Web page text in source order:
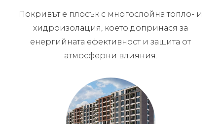
Покривът е плосък с многослойна топло- и
хидроизолация, което допринася за
енергийната ефективност и защита от
атмосферни влияния.